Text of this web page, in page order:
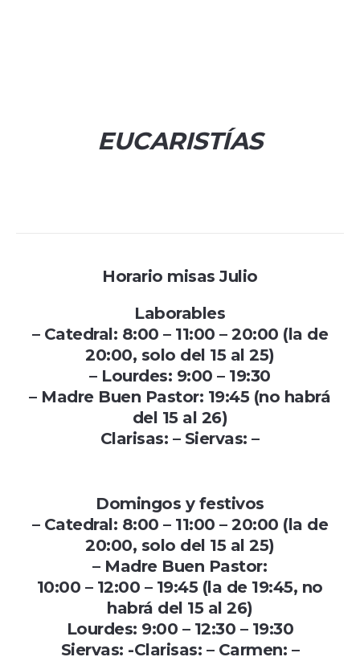
EUCARISTÍAS
Horario misas Julio
Laborables
– Catedral: 8:00 – 11:00 – 20:00 (la de
20:00, solo del 15 al 25)
– Lourdes: 9:00 – 19:30
– Madre Buen Pastor: 19:45 (no habrá
del 15 al 26)
Clarisas: – Siervas: –
Domingos y festivos
– Catedral: 8:00 – 11:00 – 20:00 (la de
20:00, solo del 15 al 25)
– Madre Buen Pastor:
10:00 – 12:00 – 19:45 (la de 19:45, no
habrá del 15 al 26)
Lourdes: 9:00 – 12:30 – 19:30
Siervas: -Clarisas: – Carmen: –